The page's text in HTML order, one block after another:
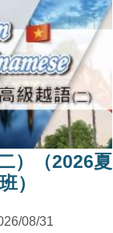
）（2026夏
）
08/31